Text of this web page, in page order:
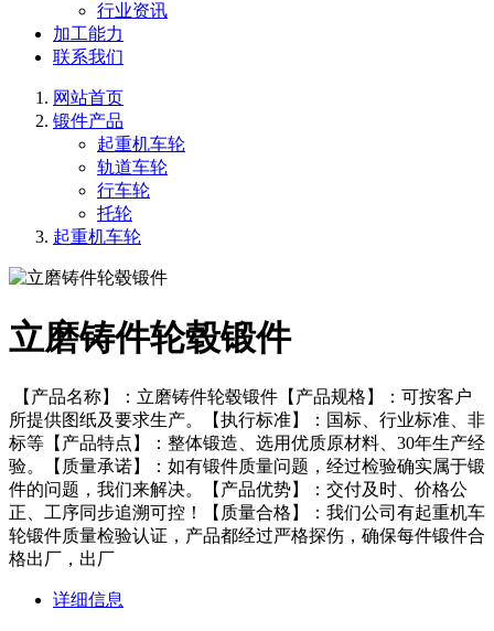
行业资讯
加工能力
联系我们
网站首页
锻件产品
起重机车轮
轨道车轮
行车轮
托轮
起重机车轮
立磨铸件轮毂锻件
【产品名称】：立磨铸件轮毂锻件【产品规格】：可按客户
所提供图纸及要求生产。【执行标准】：国标、行业标准、非
标等【产品特点】：整体锻造、选用优质原材料、30年生产经
验。【质量承诺】：如有锻件质量问题，经过检验确实属于锻
件的问题，我们来解决。【产品优势】：交付及时、价格公
正、工序同步追溯可控！【质量合格】：我们公司有起重机车
轮锻件质量检验认证，产品都经过严格探伤，确保每件锻件合
格出厂，出厂
详细信息